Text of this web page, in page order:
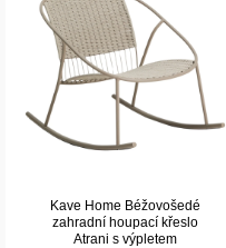
Kave Home Béžovošedé
zahradní houpací křeslo
Atrani s výpletem